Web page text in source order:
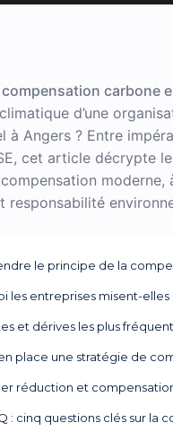
compensation carbone
d’une
à Angers ? Entre
cet article décrypte
moderne,
responsabilité
le principe de la
les entreprises misent-elles
et dérives les plus
place une stratégie de
réduction et
: cinq questions clés sur la